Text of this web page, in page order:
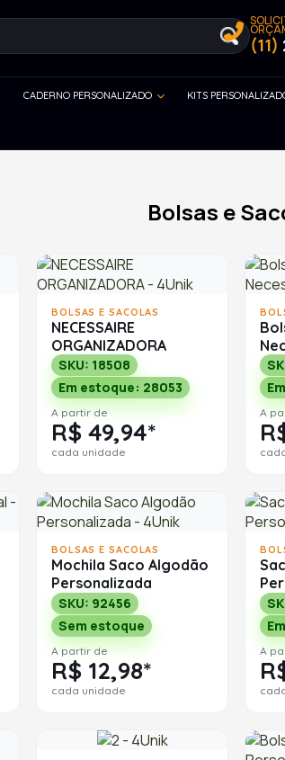
(11)
CADERNO PERSONALIZADO KITS
Bolsas e
BOLSAS E SACOLAS
NECESSAIRE
ORGANIZADORA
SKU: 18508
Em estoque: 28053
A partir de
R$ 49,94*
cada unidade
A
BOLSAS E SACOLAS
Mochila Saco Algodão
Personalizada
SKU: 92456
Sem estoque
A partir de
R$ 12,98*
cada unidade
A